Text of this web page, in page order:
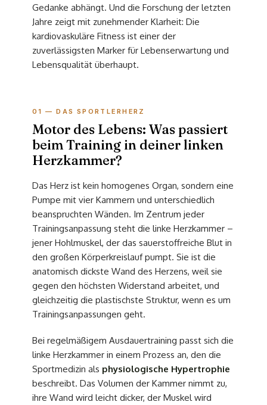
Gedanke abhängt. Und die Forschung der letzten
Jahre zeigt mit zunehmender Klarheit: Die
kardiovaskuläre Fitness ist einer der
zuverlässigsten Marker für Lebenserwartung und
Lebensqualität überhaupt.
01 — DAS SPORTLERHERZ
Motor des Lebens: Was passiert
beim Training in deiner linken
Herzkammer?
Das Herz ist kein homogenes Organ, sondern eine
Pumpe mit vier Kammern und unterschiedlich
beanspruchten Wänden. Im Zentrum jeder
Trainingsanpassung steht die linke Herzkammer –
jener Hohlmuskel, der das sauerstoffreiche Blut in
den großen Körperkreislauf pumpt. Sie ist die
anatomisch dickste Wand des Herzens, weil sie
gegen den höchsten Widerstand arbeitet, und
gleichzeitig die plastischste Struktur, wenn es um
Trainingsanpassungen geht.
Bei regelmäßigem Ausdauertraining passt sich die
linke Herzkammer in einem Prozess an, den die
Sportmedizin als physiologische Hypertrophie
beschreibt. Das Volumen der Kammer nimmt zu,
ihre Wand wird leicht dicker, der Muskel wird